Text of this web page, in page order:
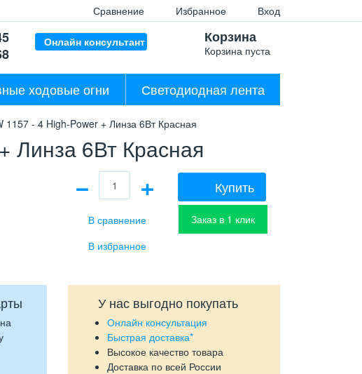
Сравнение Избранное Вход
Корзина
Корзина пуста
Онлайн консультант
ходовые огни Светодиодная лента
- 4 High-Power + Линза 6Вт Красная
Линза 6Вт Красная
− + Купить
Заказ в 1 клик
У нас выгодно покупать
Онлайн консультация
Быстрая доставка*
Высокое качество товара
Доставка по всей России